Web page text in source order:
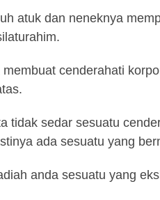
atuk dan neneknya
cenderahati
tidak sedar sesuatu
ada sesuatu yang
anda sesuatu yang